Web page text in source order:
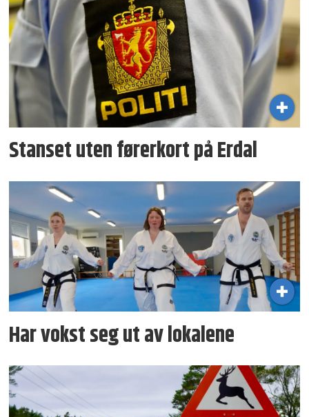
Stanset uten førerkort på Erdal
Har vokst seg ut av lokalene